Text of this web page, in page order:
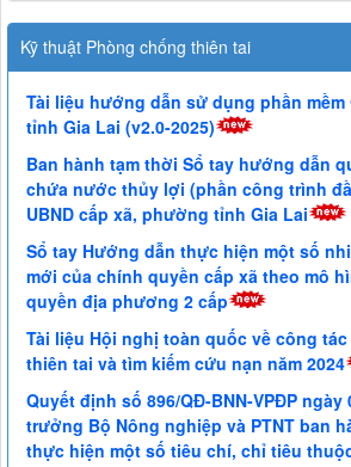
Kỹ thuật Phòng chống thiên tai
Tài liệu hướng dẫn sử dụng phần mềm
tỉnh Gia Lai (v2.0-2025)
Ban hành tạm thời Sổ tay hướng dẫn
chứa nước thủy lợi (phần công trình
UBND cấp xã, phường tỉnh Gia Lai
Sổ tay Hướng dẫn thực hiện một số
mới của chính quyền cấp xã theo mô
quyền địa phương 2 cấp
Tài liệu Hội nghị toàn quốc về công
thiên tai và tìm kiếm cứu nạn năm 2024
Quyết định số 896/QĐ-BNN-VPĐP ngày
trưởng Bộ Nông nghiệp và PTNT ban
thực hiện một số tiêu chí, chỉ tiêu